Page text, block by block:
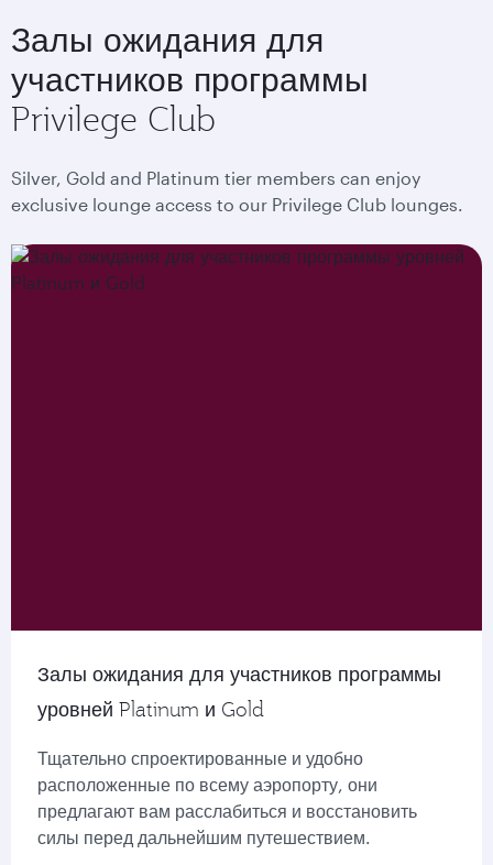
Залы ожидания для
участников программы
Privilege Club
Silver, Gold and Platinum tier members can enjoy
exclusive lounge access to our Privilege Club lounges.
Залы ожидания для участников программы
уровней Platinum и Gold
Тщательно спроектированные и удобно
расположенные по всему аэропорту, они
предлагают вам расслабиться и восстановить
силы перед дальнейшим путешествием.